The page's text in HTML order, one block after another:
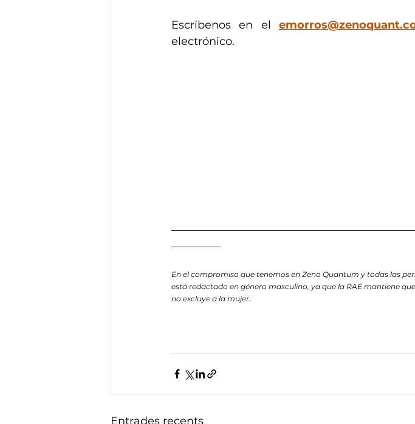
Escríbenos en el
electrónico.
En el compromiso que tenemos en Zeno Quantum y todas las
está redactado en género masculino, ya que la RAE mantiene
no excluye a la mujer.
Entrades recents